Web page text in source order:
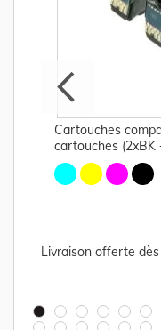
Cartouches
cartouches (2xBK
Livraison offerte dès